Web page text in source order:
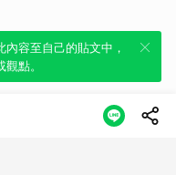
，透過發布貼
內容至自己的貼文中，
點。